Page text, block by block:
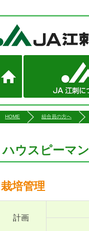
HOME 組合員の方へ
ハウスピーマン
栽培管理
計画